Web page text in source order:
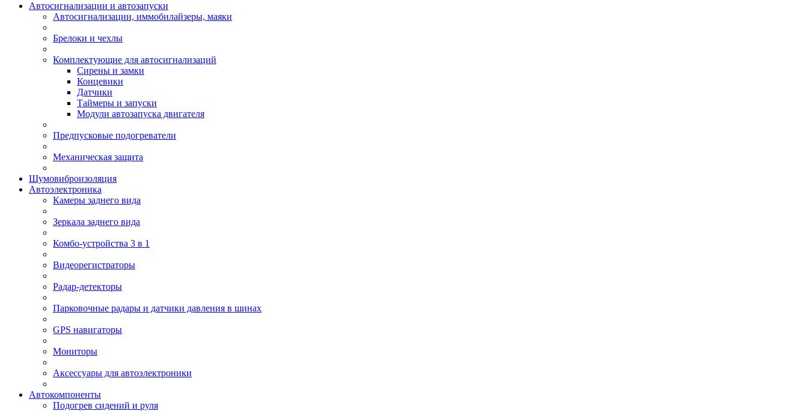
Автосигнализации и автозапуски
Автосигнализации, иммобилайзеры, маяки
Брелоки и чехлы
Комплектующие для автосигнализаций
Сирены и замки
Концевики
Датчики
Таймеры и запуски
Модули автозапуска двигателя
Предпусковые подогреватели
Механическая защита
Шумовиброизоляция
Автоэлектроника
Камеры заднего вида
Зеркала заднего вида
Комбо-устройства 3 в 1
Видеорегистраторы
Радар-детекторы
Парковочные радары и датчики давления в шинах
GPS навигаторы
Мониторы
Аксессуары для автоэлектроники
Автокомпоненты
Подогрев сидений и руля